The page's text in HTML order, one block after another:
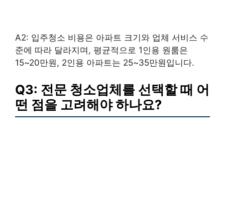
A2: 입주청소 비용은 아파트 크기와 업체 서비스 수
준에 따라 달라지며, 평균적으로 1인용 원룸은
15~20만원, 2인용 아파트는 25~35만원입니다.
Q3: 전문 청소업체를 선택할 때 어
떤 점을 고려해야 하나요?